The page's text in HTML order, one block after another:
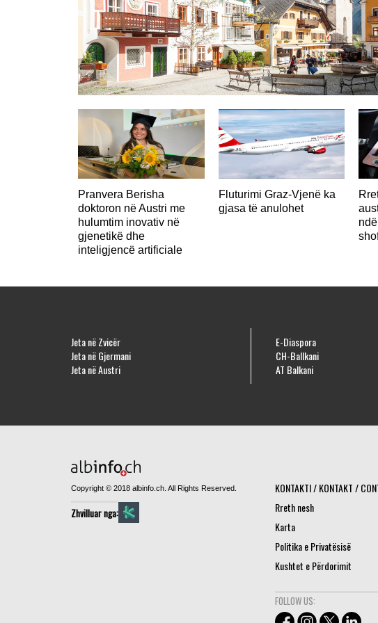
AUSTRI
Pranvera Berisha
doktoron në Austri me
hulumtim inovativ në
gjenetikë dhe
inteligjencë artificiale
Fluturimi Graz-Vjenë ka
gjasa të anulohet
Jeta në Zvicër
Jeta në Gjermani
Jeta në Austri
E-Diaspora
CH-Ballkani
AT Balkani
Copyright © 2018 albinfo.ch. All Rights Reserved.
Zhvilluar nga:
KONTAKTI / KONTAKT /
Rreth nesh
Karta
Politika e Privatësisë
Kushtet e Përdorimit
FOLLOW US: